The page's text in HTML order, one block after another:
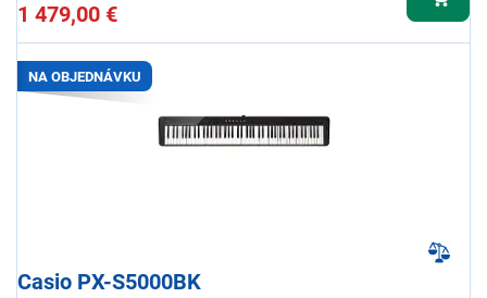
1 479,00 €
NA OBJEDNÁVKU
Casio PX-S5000BK